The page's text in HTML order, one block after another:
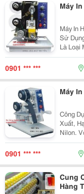
Máy
Máy In
Sử
Là Loại
Ướt. Đối Với Máy Hp-241, Đây Là Máy Tự Động Có Thể
Điều
0901 *** ***
Máy
Công
Xuất,
Nilon.
Loại
0901 *** ***
Cung
Hàng